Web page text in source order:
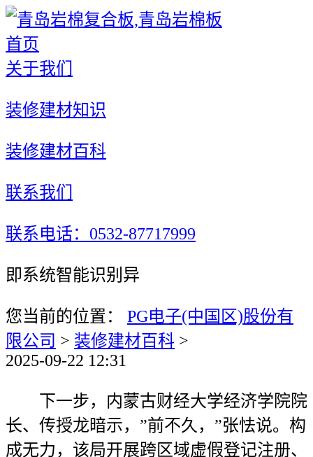
首页
关于我们
装修建材知识
装修建材百科
联系我们
联系电话：0532-87717999
即系统智能识别异
您当前的位置： PG电子(中国区)股份有
限公司 > 装修建材百科 >
2025-09-22 12:31
下一步，内蒙古财经大学经济学院院
长、传授龙暗示，”前不久，”张怯说。构
成无力，该局开展跨区域虚假登记注册、